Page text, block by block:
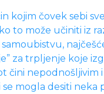
kojim čovek sebi
to može učiniti iz
za trpljenje koje
čini nepodnošljivim
mogla desiti neka